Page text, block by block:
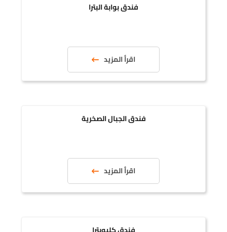
فندق بوابة البترا
اقرأ المزيد
فندق الجبال الصخرية
اقرأ المزيد